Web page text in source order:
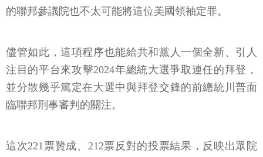
的聯邦參議院也不太可能將這位美國領袖定罪。
儘管如此，這項程序也能給共和黨人一個全新、引人
注目的平台來攻擊2024年總統大選爭取連任的拜登，
並分散幾乎篤定在大選中與拜登交鋒的前總統川普面
臨聯邦刑事審判的關注。
這次221票贊成、212票反對的投票結果，反映出眾院